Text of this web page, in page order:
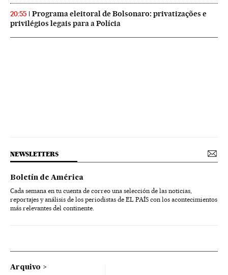
20:55
Programa eleitoral de Bolsonaro: privatizações e
privilégios legais para a Polícia
NEWSLETTERS
Boletín de América
Cada semana en tu cuenta de correo una selección de las noticias,
reportajes y análisis de los periodistas de EL PAÍS con los acontecimientos
más relevantes del continente.
Arquivo